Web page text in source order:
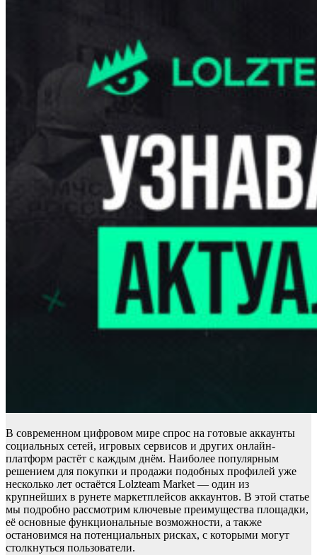
В современном цифровом мире спрос на готовые аккаунты
социальных сетей, игровых сервисов и других онлайн-
платформ растёт с каждым днём. Наиболее популярным
решением для покупки и продажи подобных профилей уже
несколько лет остаётся Lolzteam Market — один из
крупнейших в рунете маркетплейсов аккаунтов. В этой статье
мы подробно рассмотрим ключевые преимущества площадки,
её основные функциональные возможности, а также
остановимся на потенциальных рисках, с которыми могут
столкнуться пользователи.